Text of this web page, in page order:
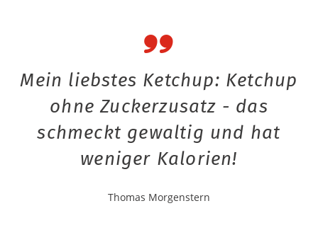
Mein liebstes Ketchup: Ketchup
ohne Zuckerzusatz - das
schmeckt gewaltig und hat
weniger Kalorien!
Thomas Morgenstern